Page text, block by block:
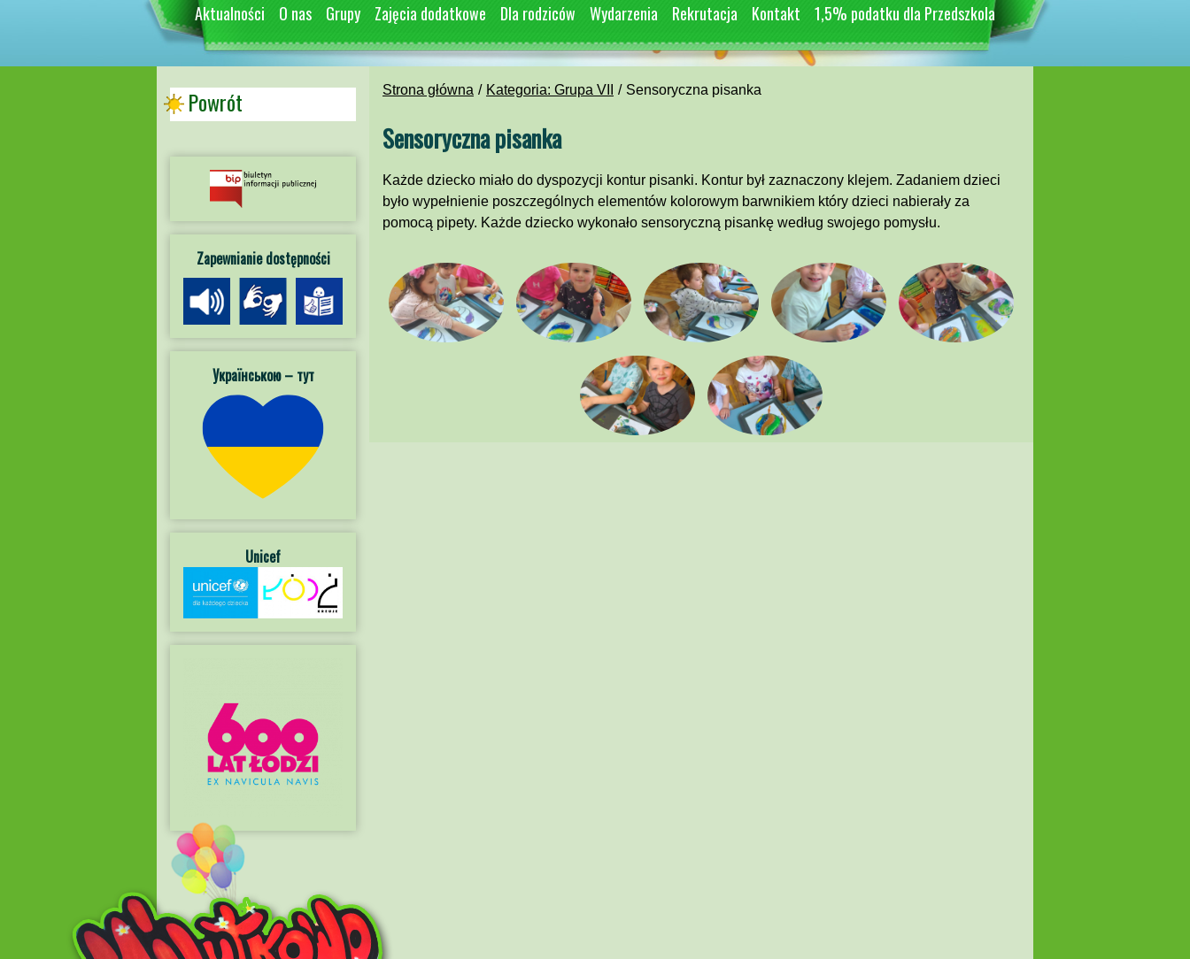
Aktualności O nas Grupy Zajęcia dodatkowe Dla rodziców Wydarzenia Rekrutacja Kontakt 1,5% podatku dla Przedszkola
Strona główna Kategoria: Grupa VII Sensoryczna pisanka
Sensoryczna pisanka
Każde dziecko miało do dyspozycji kontur pisanki. Kontur był zaznaczony klejem. Zadaniem dzieci
było wypełnienie poszczególnych elementów kolorowym barwnikiem który dzieci nabierały za
pomocą pipety. Każde dziecko wykonało sensoryczną pisankę według swojego pomysłu.
Powrót
Zapewnianie dostępności
Українською – тут
Unicef